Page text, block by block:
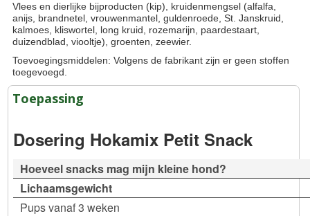
Vlees en dierlijke bijproducten (kip), kruidenmengsel (alfalfa,
anijs, brandnetel, vrouwenmantel, guldenroede, St. Janskruid,
kalmoes, kliswortel, long kruid, rozemarijn, paardestaart,
duizendblad, viooltje), groenten, zeewier.
Toevoegingsmiddelen: Volgens de fabrikant zijn er geen stoffen
toegevoegd.
Toepassing
Dosering Hokamix Petit Snack
Hoeveel snacks mag mijn kleine hond?
Lichaamsgewicht
Pups vanaf 3 weken